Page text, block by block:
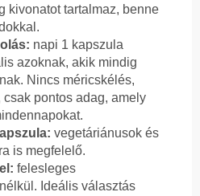
kivonatot tartalmaz, benne
napi 1 kapszula
azoknak, akik mindig
Nincs méricskélés,
pontos adag, amely
vegetáriánusok és
is megfelelő.
felesleges
Ideális választás